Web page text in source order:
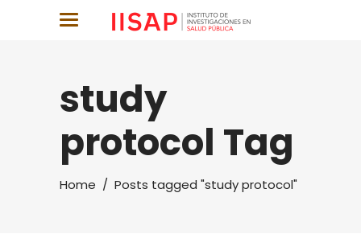
study
protocol Tag
Home / Posts tagged "study protocol"